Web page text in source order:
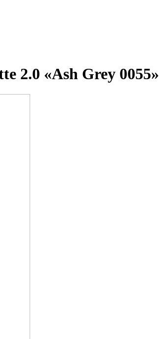
2.0 «Ash Grey 0055»